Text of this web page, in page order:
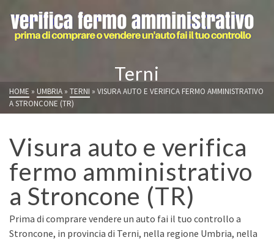
Terni
HOME » UMBRIA » TERNI » VISURA AUTO E VERIFICA FERMO AMMINISTRATIVO
A STRONCONE (TR)
Visura auto e verifica
fermo amministrativo
a Stroncone (TR)
Prima di comprare vendere un auto fai il tuo controllo a
Stroncone, in provincia di Terni, nella regione Umbria, nella